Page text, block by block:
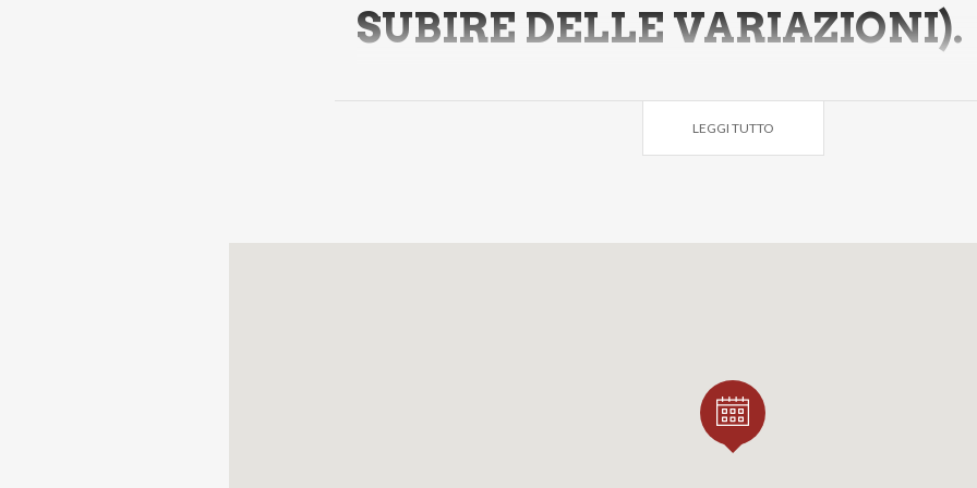
SUBIRE DELLE VARIAZIONI).
elementi costitutivi, illustra inoltre il progetto di restauro in corso -
L’attività si svolgerà
, poiché coinvolgerà maggiormente il Giardino di Villa Arconati.
LEGGI TUTTO